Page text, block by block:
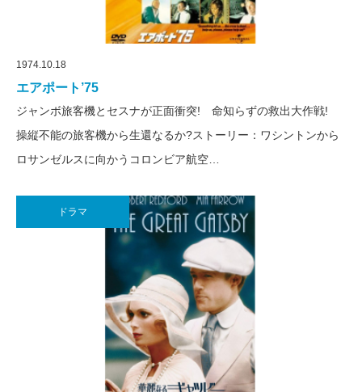
1974.10.18
エアポート’75
ジャンボ旅客機とセスナが正面衝突! 命知らずの救出大作戦!
操縦不能の旅客機から生還なるか?ストーリー：ワシントンから
ロサンゼルスに向かうコロンビア航空…
ドラマ